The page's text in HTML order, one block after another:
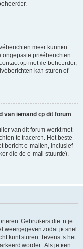
meer kunnen
ongepaste privéberichten
op met de beheerder,
kan sturen of
van iemand op dit forum
van dit forum werkt met
te traceren. Het beste
bericht e-mailen, inclusief
die de e-mail stuurde).
Gebruikers die in je
weergegeven zodat je snel
kunt sturen. Tevens is het
worden. Als je een